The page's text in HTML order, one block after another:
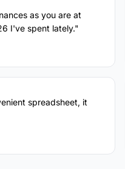
as you are at
I've spent lately."
spreadsheet, it